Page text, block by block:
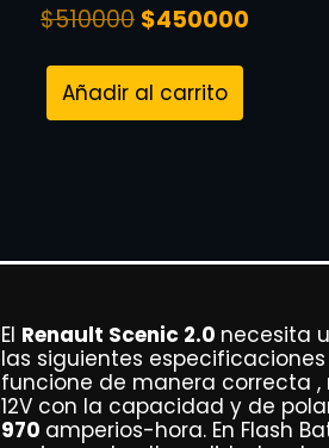
$510000 $450000
Añadir al carrito
El Renault Scenic 2.0 necesita
las siguientes
funcione de manera correcta
12V con la capacidad y de
970 amperios-hora. En Flash